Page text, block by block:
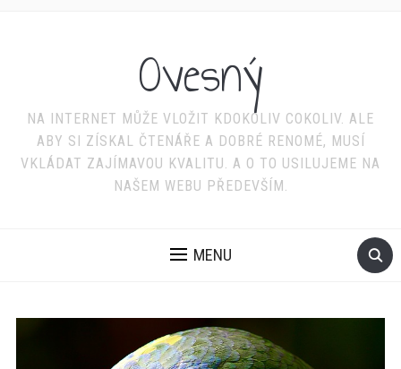
Ovesný
NA INTERNET MŮŽE VLOŽIT KDOKOLIV COKOLIV. ALE
ABY SI ZÍSKAL ČTENÁŘE A DOBRÉ RENOMÉ, MUSÍ
VKLÁDAT ZAJÍMAVOU KVALITU. A O TO USILUJEME NA
NAŠEM WEBU PŘEDEVŠÍM.
MENU